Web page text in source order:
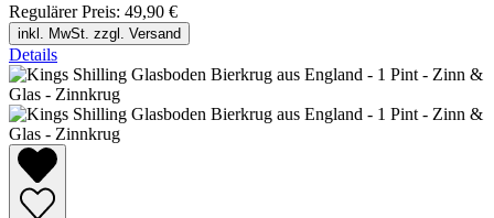
Regulärer Preis: 49,90 €
inkl. MwSt. zzgl. Versand
Details